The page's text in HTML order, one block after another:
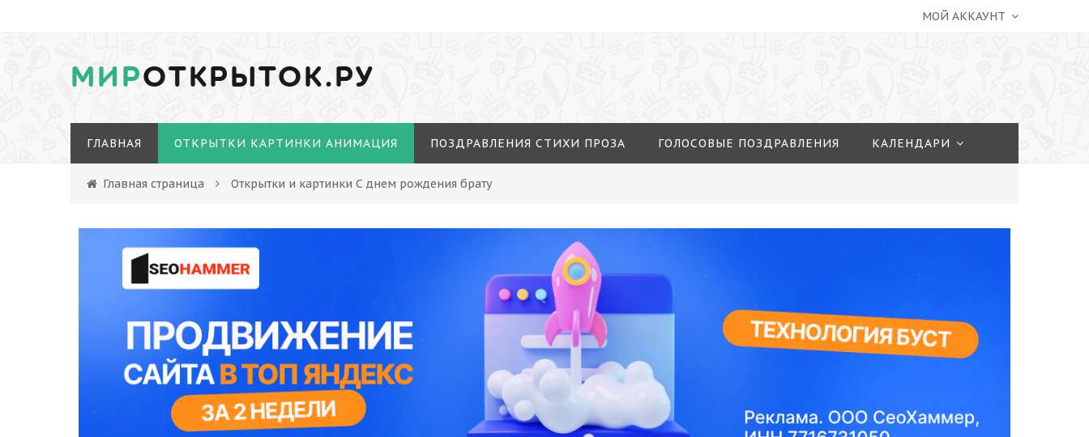
МОЙ АККАУНТ
МИРОТКРЫТОК.РУ
ГЛАВНАЯ ОТКРЫТКИ КАРТИНКИ АНИМАЦИЯ ПОЗДРАВЛЕНИЯ СТИХИ ПРОЗА ГОЛОСОВЫЕ ПОЗДРАВЛЕНИЯ КАЛЕНДАРИ
Главная страница Открытки и картинки С днем рождения брату